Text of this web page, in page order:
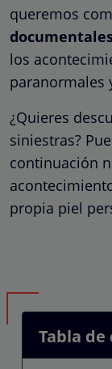
queremos
los
paranormales
¿Quieres
siniestras?
continuación
propia piel
Tabla